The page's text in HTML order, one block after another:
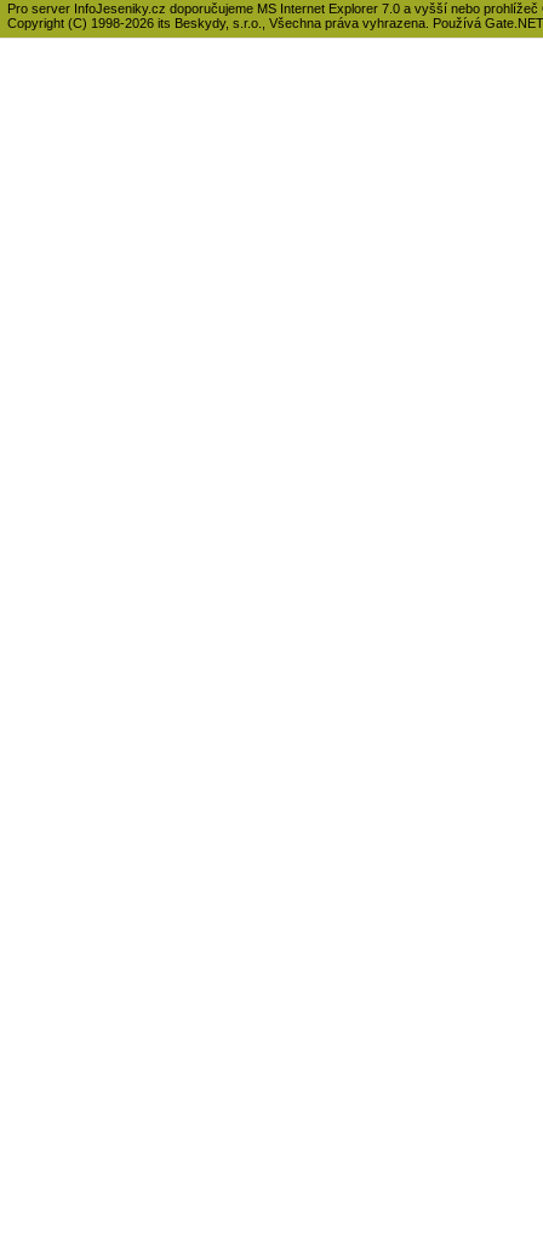
Pro server InfoJeseniky.cz doporučujeme MS Internet Explorer 7.0 a vyšší nebo prohlížeč
Copyright (C) 1998-2026 its Beskydy, s.r.o., Všechna práva vyhrazena. Používá